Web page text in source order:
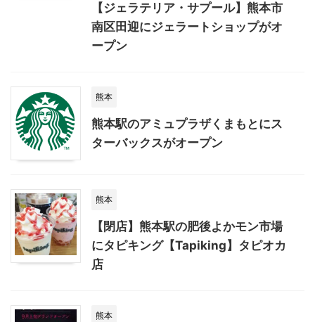
【ジェラテリア・サプール】熊本市
南区田迎にジェラートショップがオ
ープン
熊本
熊本駅のアミュプラザくまもとにス
ターバックスがオープン
熊本
【閉店】熊本駅の肥後よかモン市場
にタピキング【Tapiking】タピオカ
店
熊本